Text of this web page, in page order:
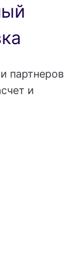
партнеров
и